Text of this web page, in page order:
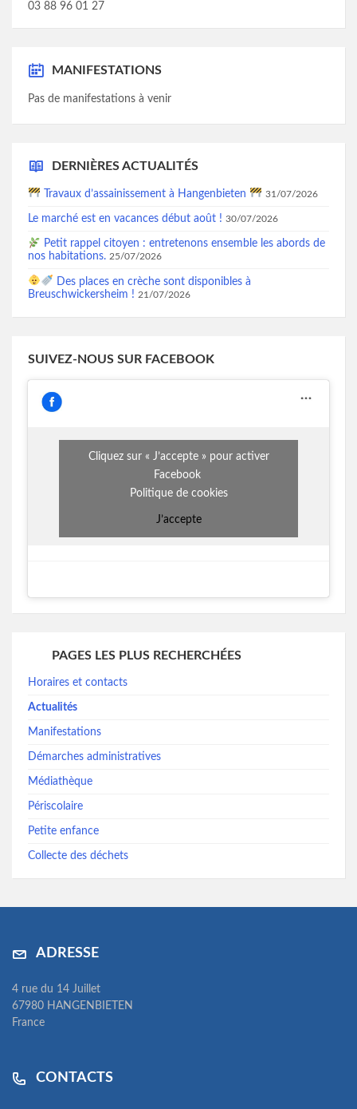
03 88 96 01 27
MANIFESTATIONS
Pas de manifestations à venir
DERNIÈRES ACTUALITÉS
Travaux d’assainissement à Hangenbieten 31/07/2026
Le marché est en vacances début août ! 30/07/2026
Petit rappel citoyen : entretenons ensemble les abords de
nos habitations. 25/07/2026
Des places en crèche sont disponibles à
Breuschwickersheim ! 21/07/2026
SUIVEZ-NOUS SUR FACEBOOK
Cliquez sur « J’accepte » pour activer
Facebook
Politique de cookies
J’accepte
PAGES LES PLUS RECHERCHÉES
Horaires et contacts
Actualités
Manifestations
Démarches administratives
Médiathèque
Périscolaire
Petite enfance
Collecte des déchets
ADRESSE
4 rue du 14 Juillet
67980 HANGENBIETEN
France
CONTACTS